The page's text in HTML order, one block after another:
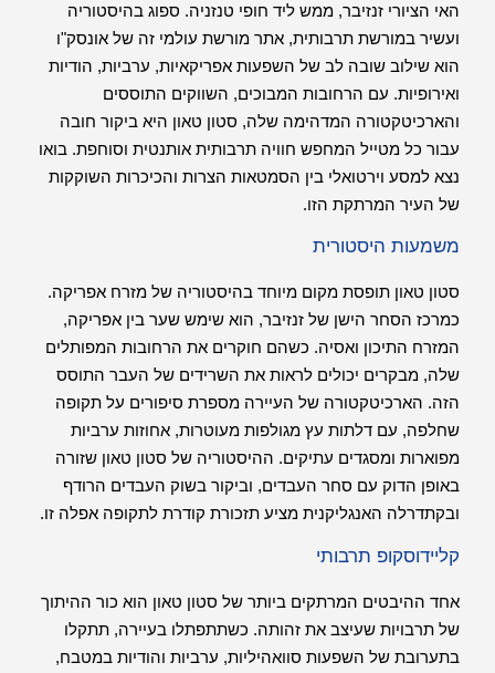
האי הציורי זנזיבר, ממש ליד חופי טנזניה. ספוג בהיסטוריה
ועשיר במורשת תרבותית, אתר מורשת עולמי זה של אונסק"ו
הוא שילוב שובה לב של השפעות אפריקאיות, ערביות, הודיות
ואירופיות. עם הרחובות המבוכים, השווקים התוססים
והארכיטקטורה המדהימה שלה, סטון טאון היא ביקור חובה
עבור כל מטייל המחפש חוויה תרבותית אותנטית וסוחפת. בואו
נצא למסע וירטואלי בין הסמטאות הצרות והכיכרות השוקקות
של העיר המרתקת הזו.
משמעות היסטורית
סטון טאון תופסת מקום מיוחד בהיסטוריה של מזרח אפריקה.
כמרכז הסחר הישן של זנזיבר, הוא שימש שער בין אפריקה,
המזרח התיכון ואסיה. כשהם חוקרים את הרחובות המפותלים
שלה, מבקרים יכולים לראות את השרידים של העבר התוסס
הזה. הארכיטקטורה של העיירה מספרת סיפורים על תקופה
שחלפה, עם דלתות עץ מגולפות מעוטרות, אחוזות ערביות
מפוארות ומסגדים עתיקים. ההיסטוריה של סטון טאון שזורה
באופן הדוק עם סחר העבדים, וביקור בשוק העבדים הרודף
ובקתדרלה האנגליקנית מציע תזכורת קודרת לתקופה אפלה זו.
קליידוסקופ תרבותי
אחד ההיבטים המרתקים ביותר של סטון טאון הוא כור ההיתוך
של תרבויות שעיצב את זהותה. כשתתפתלו בעיירה, תתקלו
בתערובת של השפעות סוואהיליות, ערביות והודיות במטבח,